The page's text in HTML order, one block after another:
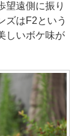
望遠側に振り
ズはF2という
しいボケ味が